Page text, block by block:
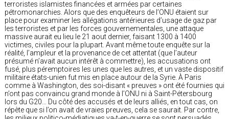
terroristes islamistes financées et armées par certaines
pétromonarchies. Alors que des enquêteurs de l’ONU étaient sur
place pour examiner les allégations antérieures d’usage de gaz par
les terroristes et par les forces gouvernementales, une attaque
massive aurait eu lieu le 21 aout dernier, faisant 1300 à 1400
victimes, civiles pour la plupart. Avant même toute enquête sur la
réalité, l’ampleur et la provenance de cet attentat (que l’auteur
présumé n’avait aucun intérêt à commettre), les accusations ont
fusé, plus péremptoires les unes que les autres, et un vaste dispositif
militaire états-unien fut mis en place autour de la Syrie. À Paris
comme à Washington, des soi-disant « preuves » ont été fournies qui
n’ont pas convaincu grand monde à l’ONU ni à Saint-Pétersbourg
lors du G20… Du côté des accusés et de leurs alliés, en tout cas, on
répète que si l’on avait de vraies preuves, cela se saurait. Par contre,